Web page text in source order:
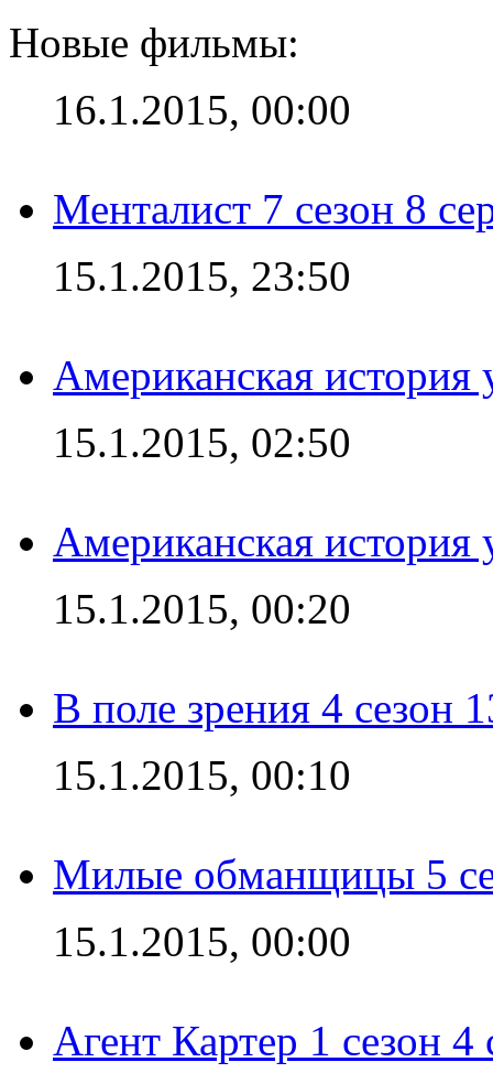
Новые фильмы:
16.1.2015, 00:00
Менталист 7 сезон 8
15.1.2015, 23:50
Американская история
15.1.2015, 02:50
Американская история
15.1.2015, 00:20
В поле зрения 4 сезон
15.1.2015, 00:10
Милые обманщицы 5
15.1.2015, 00:00
Агент Картер 1 сезон 4